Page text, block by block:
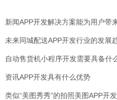
新闻APP开发解决方案能为用户带
未来同城配送APP开发行业的发展
自动售货机小程序开发需要具备什
资讯APP开发具有什么优势
类似“美图秀秀”的拍照美图APP开